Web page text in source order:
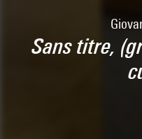
Sans titre,